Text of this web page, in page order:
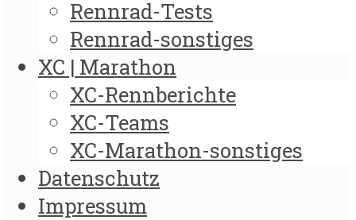
Rennrad-Tests
Rennrad-sonstiges
XC | Marathon
XC-Rennberichte
XC-Teams
XC-Marathon-sonstiges
Datenschutz
Impressum